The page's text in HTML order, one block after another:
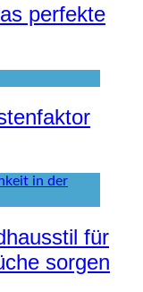
perfekte
für
sorgen